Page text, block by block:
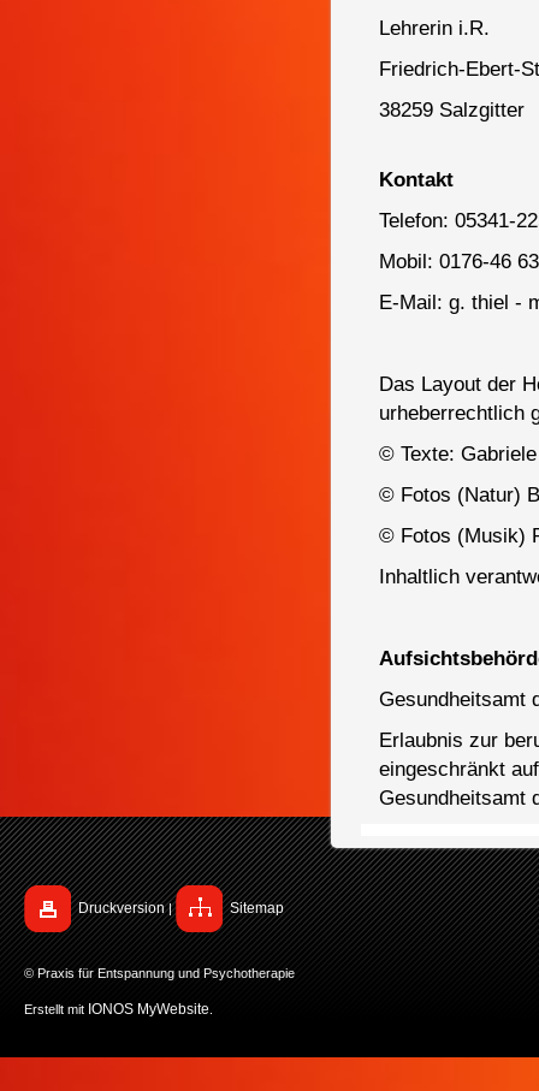
Lehrerin i.R.
Friedrich-Ebert-
38259 Salzgitter
Kontakt
Telefon: 05341-
Mobil: 0176-46
E-Mail: g. thiel -
Das Layout der
urheberrechtlich
© Texte:
© Fotos (Natur)
© Fotos (Musik)
Inhaltlich
Gesundheitsamt
Erlaubnis zur
eingeschränkt
Gesundheitsamt
Druckversion | Sitemap
© Praxis für Entspannung und Psychotherapie
Erstellt mit IONOS MyWebsite